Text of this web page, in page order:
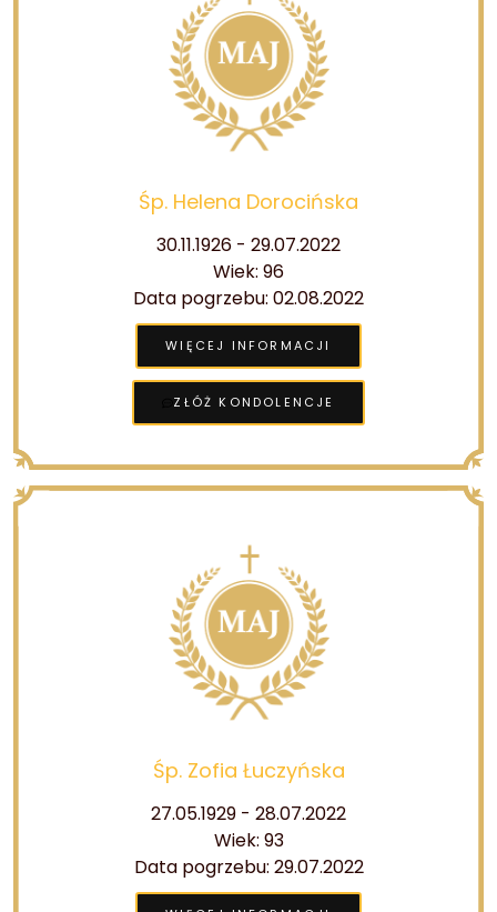
Śp. Helena Dorocińska
30.11.1926 - 29.07.2022
Wiek: 96
Data pogrzebu: 02.08.2022
WIĘCEJ INFORMACJI
ZŁÓŻ KONDOLENCJE
Śp. Zofia Łuczyńska
27.05.1929 - 28.07.2022
Wiek: 93
Data pogrzebu: 29.07.2022